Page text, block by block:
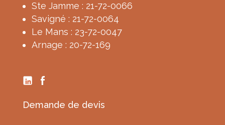
Ste Jamme : 21-72-0066
Savigné : 21-72-0064
Le Mans : 23-72-0047
Arnage : 20-72-169
Demande de devis